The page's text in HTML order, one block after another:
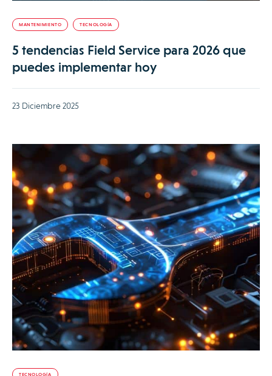
MANTENIMIENTO TECNOLOGÍA
5 tendencias Field Service para 2026 que
puedes implementar hoy
23 Diciembre 2025
TECNOLOGÍA